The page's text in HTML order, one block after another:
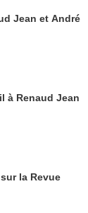
Jean et André
à Renaud Jean
la Revue